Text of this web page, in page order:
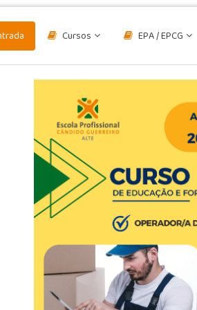
Cursos EPA / EPCG